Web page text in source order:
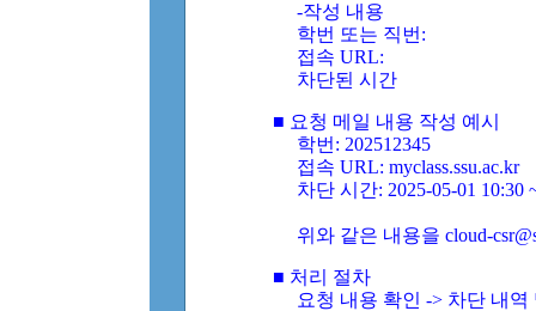
-작성 내용
학번 또는 직번:
접속 URL:
차단된 시간
■ 요청 메일 내용 작성 예시
학번: 202512345
접속 URL: myclass.ssu.ac.kr
차단 시간: 2025-05-01 10:30
위와 같은 내용을 cloud-
■ 처리 절차
요청 내용 확인 -> 차단 내